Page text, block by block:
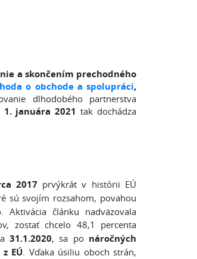
a skončením prechodného
o obchode a spolupráci,
dlhodobého partnerstva
1. januára 2021 tak dochádza
2017 prvýkrát v histórii EÚ
sú svojím rozsahom, povahou
článku nadväzovala
zostať chcelo 48,1 percenta
31.1.2020, sa po náročných
EÚ. Vďaka úsiliu oboch strán,